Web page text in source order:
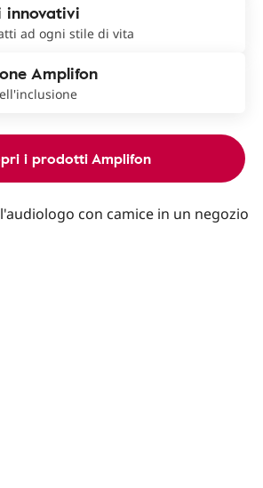
innovativi
ad ogni stile di vita
Amplifon
i prodotti Amplifon